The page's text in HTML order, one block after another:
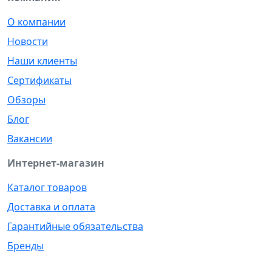
О компании
Новости
Наши клиенты
Сертификаты
Обзоры
Блог
Вакансии
Интернет-магазин
Каталог товаров
Доставка и оплата
Гарантийные обязательства
Бренды